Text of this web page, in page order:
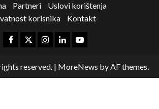
Partneri
Uslovi korištenja
korisnika
Kontakt
reserved. | MoreNews by AF themes.